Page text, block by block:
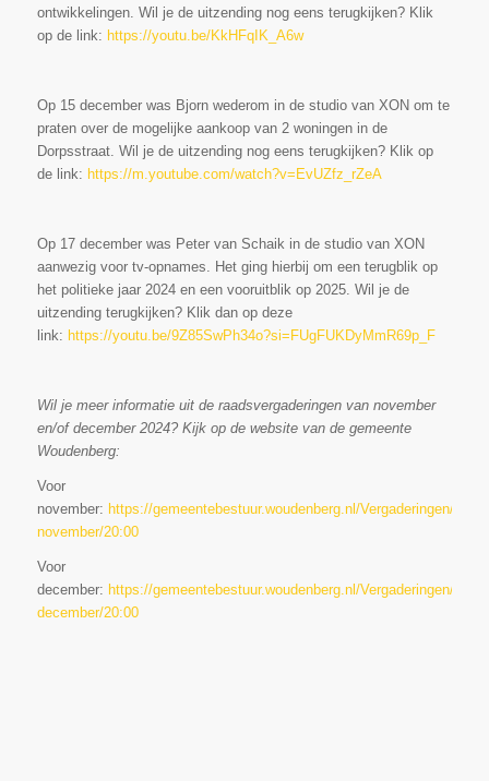
ontwikkelingen. Wil je de uitzending nog eens terugkijken? Klik
op de link: https://youtu.be/KkHFqIK_A6w
Op 15 december was Bjorn wederom in de studio van XON om te
praten over de mogelijke aankoop van 2 woningen in de
Dorpsstraat. Wil je de uitzending nog eens terugkijken? Klik op
de link: https://m.youtube.com/watch?v=EvUZfz_rZeA
Op 17 december was Peter van Schaik in de studio van XON
aanwezig voor tv-opnames. Het ging hierbij om een terugblik op
het politieke jaar 2024 en een vooruitblik op 2025. Wil je de
uitzending terugkijken? Klik dan op deze
link: https://youtu.be/9Z85SwPh34o?si=FUgFUKDyMmR69p_F
Wil je meer informatie uit de raadsvergaderingen van november
en/of december 2024? Kijk op de website van de gemeente
Woudenberg:
Voor
november: https://gemeentebestuur.woudenberg.nl/Vergaderingen/
november/20:00
Voor
december: https://gemeentebestuur.woudenberg.nl/Vergaderingen/
december/20:00